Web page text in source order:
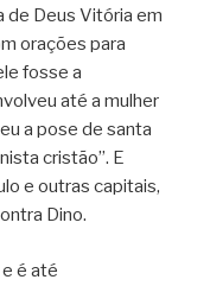
de Deus Vitória em
orações para
fosse a
até a mulher
a pose de santa
cristão”. E
e outras capitais,
Dino.
é até